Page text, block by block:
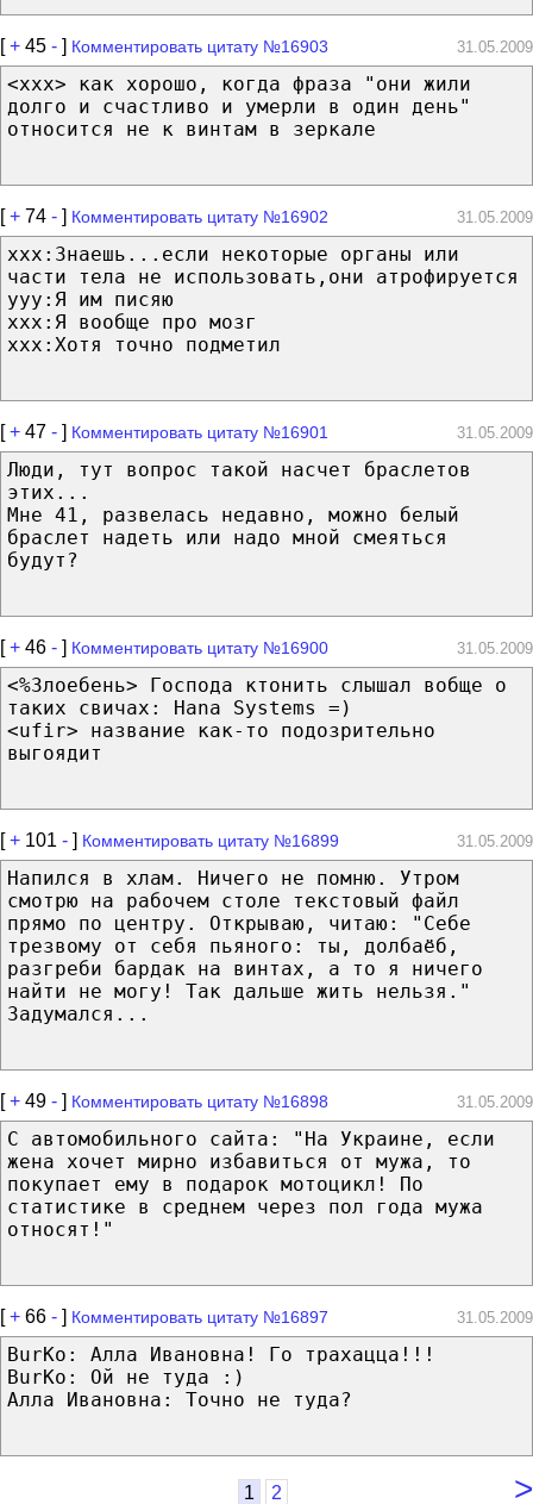
[+ 45 - ] Комментировать цитату №16903 31.05.2009
<xxx> как хорошо, когда фраза "они жили
долго и счастливо и умерли в один день"
относится не к винтам в зеркале
[+ 74 - ] Комментировать цитату №16902 31.05.2009
xxx:Знаешь...если некоторые органы или
части тела не использовать,они атрофируется
yyy:Я им писяю
xxx:Я вообще про мозг
xxx:Хотя точно подметил
[+ 47 - ] Комментировать цитату №16901 31.05.2009
Люди, тут вопрос такой насчет браслетов
этих...
Мне 41, развелась недавно, можно белый
браслет надеть или надо мной смеяться
будут?
[+ 46 - ] Комментировать цитату №16900 31.05.2009
<%Злоебень> Господа ктонить слышал вобще о
таких свичах: Hana Systems =)
<ufir> название как-то подозрительно
выгоядит
[+ 101 - ] Комментировать цитату №16899 31.05.2009
Напился в хлам. Ничего не помню. Утром
смотрю на рабочем столе текстовый файл
прямо по центру. Открываю, читаю: "Себе
трезвому от себя пьяного: ты, долбаёб,
разгреби бардак на винтах, а то я ничего
найти не могу! Так дальше жить нельзя."
Задумался...
[+ 49 - ] Комментировать цитату №16898 31.05.2009
С автомобильного сайта: "На Украине, если
жена хочет мирно избавиться от мужа, то
покупает ему в подарок мотоцикл! По
статистике в среднем через пол года мужа
относят!"
[+ 66 - ] Комментировать цитату №16897 31.05.2009
BurKo: Алла Ивановна! Го трахацца!!!
BurKo: Ой не туда :)
Алла Ивановна: Точно не туда?
>
1 2